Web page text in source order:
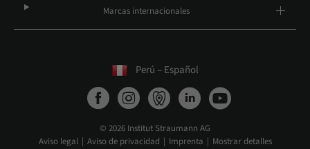
Marcas internacionales
Perú – Español
© 2026 Institut Straumann AG
Aviso legal
Aviso de privacidad Imprenta Mostrar detalles